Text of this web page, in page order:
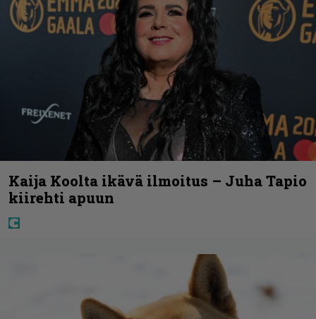
Kaija Koolta ikävä ilmoitus – Juha Tapio
kiirehti apuun